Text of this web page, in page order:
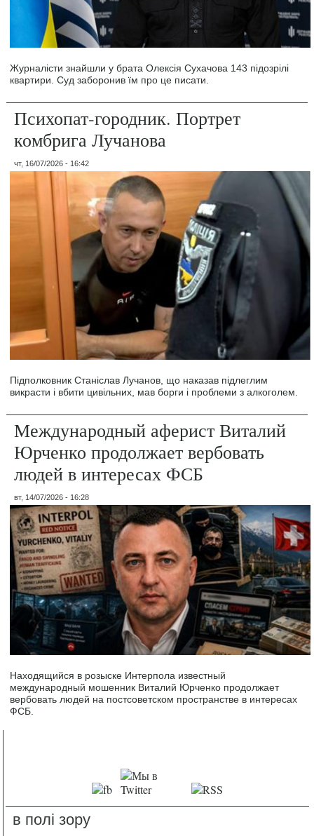
Журналісти знайшли у брата Олексія Сухачова 143 підозрілі
квартири. Суд заборонив їм про це писати.
Психопат-городник. Портрет
комбрига Лучанова
чт, 16/07/2026 - 16:42
Підполковник Станіслав Лучанов, що наказав підлеглим
викрасти і вбити цивільних, мав борги і проблеми з алкоголем.
Международный аферист Виталий
Юрченко продолжает вербовать
людей в интересах ФСБ
вт, 14/07/2026 - 16:28
Находящийся в розыске Интерпола известный
международный мошенник Виталий Юрченко продолжает
вербовать людей на постсоветском пространстве в интересах
ФСБ.
в полі зору